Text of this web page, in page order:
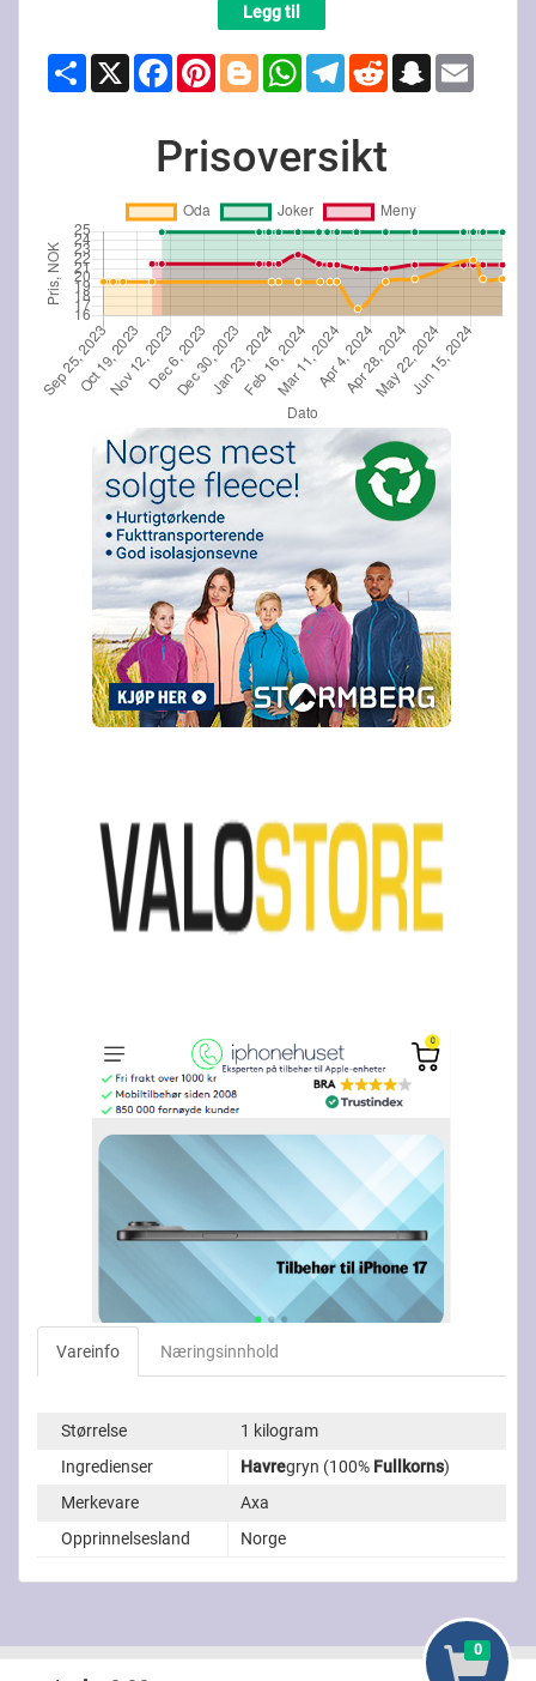
Legg til
Share X FacebookPinterestBloggerWhatsAppTelegramReddit Snapchat
Prisoversikt
Vareinfo Næringsinnhold
Størrelse
1 kilogram
Ingredienser
Havregryn (100% Fullkorns)
Merkevare
Axa
Opprinnelsesland
Norge
0